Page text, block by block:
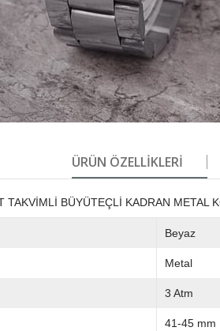
ÜRÜN ÖZELLIKLERI
TAKVİMLİ BÜYÜTEÇLİ KADRAN METAL
Beyaz
Metal
3 Atm
41-45 mm